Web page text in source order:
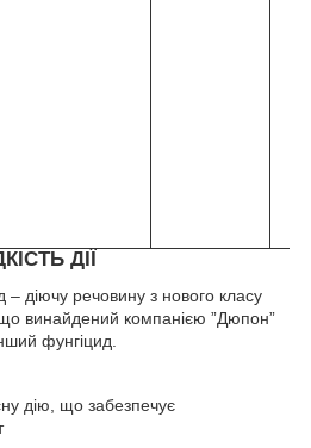
ДІЇ
– діючу речовину з нового класу
що винайдений компанією ”Дюпон”
фунгіцид.
дію, що забезпечує